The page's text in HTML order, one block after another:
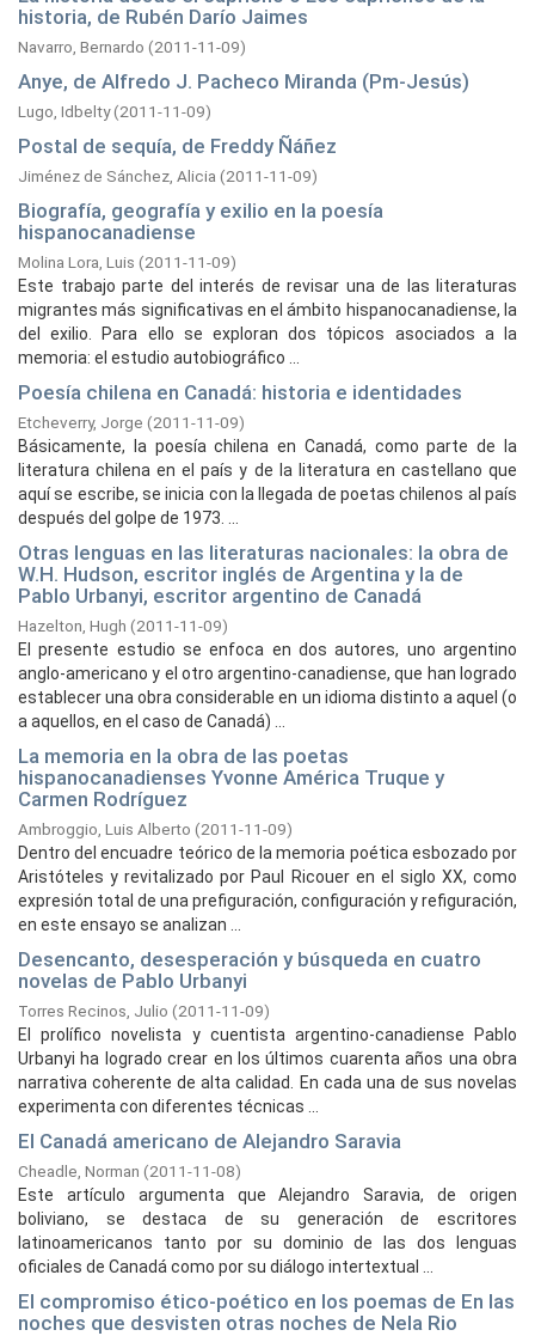
historia, de Rubén Darío Jaimes
Navarro, Bernardo (2011-11-09)
Anye, de Alfredo J. Pacheco Miranda (Pm-Jesús)
Lugo, Idbelty(2011-11-09)
Postal de sequía, de Freddy Ñáñez
Jiménez de Sánchez, Alicia (2011-11-09)
Biografía, geografía y exilio en la poesía
hispanocanadiense
Molina Lora, Luis (2011-11-09)
Este trabajo parte del interés de revisar una de las literaturas
migrantes más significativas en el ámbito hispanocanadiense, la
del exilio. Para ello se exploran dos tópicos asociados a la
memoria: el estudio autobiográfico ...
Poesía chilena en Canadá: historia e identidades
Etcheverry, Jorge (2011-11-09)
Básicamente, la poesía chilena en Canadá, como parte de la
literatura chilena en el país y de la literatura en castellano que
aquí se escribe, se inicia con la llegada de poetas chilenos al país
después del golpe de 1973. ...
Otras lenguas en las literaturas nacionales: la obra de
W.H. Hudson, escritor inglés de Argentina y la de
Pablo Urbanyi, escritor argentino de Canadá
Hazelton, Hugh (2011-11-09)
El presente estudio se enfoca en dos autores, uno argentino
anglo-americano y el otro argentino-canadiense, que han logrado
establecer una obra considerable en un idioma distinto a aquel (o
a aquellos, en el caso de Canadá) ...
La memoria en la obra de las poetas
hispanocanadienses Yvonne América Truque y
Carmen Rodríguez
Ambroggio, Luis Alberto (2011-11-09)
Dentro del encuadre teórico de la memoria poética esbozado por
Aristóteles y revitalizado por Paul Ricouer en el siglo XX, como
expresión total de una prefiguración, configuración y refiguración,
en este ensayo se analizan ...
Desencanto, desesperación y búsqueda en cuatro
novelas de Pablo Urbanyi
Torres Recinos, Julio (2011-11-09)
El prolífico novelista y cuentista argentino-canadiense Pablo
Urbanyi ha logrado crear en los últimos cuarenta años una obra
narrativa coherente de alta calidad. En cada una de sus novelas
experimenta con diferentes técnicas ...
El Canadá americano de Alejandro Saravia
Cheadle, Norman (2011-11-08)
Este artículo argumenta que Alejandro Saravia, de origen
boliviano, se destaca de su generación de escritores
latinoamericanos tanto por su dominio de las dos lenguas
oficiales de Canadá como por su diálogo intertextual ...
El compromiso ético-poético en los poemas de En las
noches que desvisten otras noches de Nela Rio